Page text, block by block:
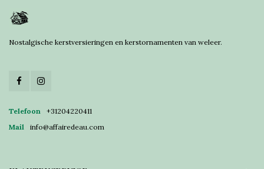
Nostalgische kerstversieringen en kerstornamenten van weleer.
Telefoon
+31204220411
Mail
info@affairedeau.com